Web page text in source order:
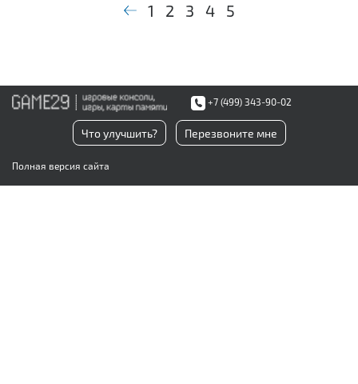
1 2 3 4 5
+7 (499) 343-90-02
Что улучшить? Перезвоните мне
Полная версия сайта